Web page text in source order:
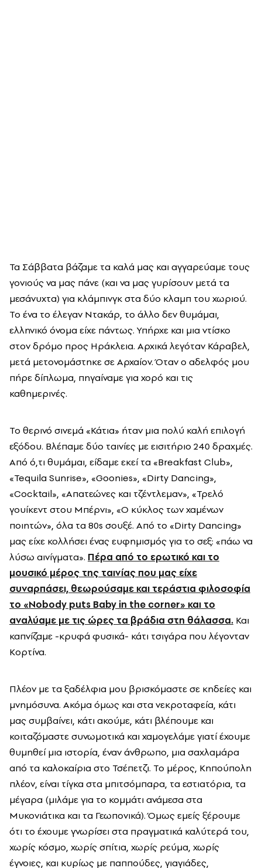
Τα Σάββατα βάζαμε τα καλά μας και αγγαρεύαμε τους
γονιούς να μας πάνε (και να μας γυρίσουν μετά τα
μεσάνυχτα) για κλάμπινγκ στα δύο κλαμπ του χωριού.
Το ένα το έλεγαν Ντακάρ, το άλλο δεν θυμάμαι,
ελληνικό όνομα είχε πάντως. Υπήρχε και μια ντίσκο
στον δρόμο προς Ηράκλεια. Αρχικά λεγόταν Κάραβελ,
μετά μετονομάστηκε σε Αρχαίον. Όταν ο αδελφός μου
πήρε δίπλωμα, πηγαίναμε για χορό και τις
καθημερινές.
Το θερινό σινεμά «Κάτια» ήταν μια πολύ καλή επιλογή
εξόδου. Βλέπαμε δύο ταινίες με εισιτήριο 240 δραχμές.
Από ό,τι θυμάμαι, είδαμε εκεί τα «Breakfast Club»,
«Tequila Sunrise», «Goonies», «Dirty Dancing»,
«Cocktail», «Απατεώνες και τζέντλεμαν», «Τρελό
γουίκεντ στου Μπέρνι», «Ο κύκλος των χαμένων
ποιητών», όλα τα 80s σουξέ. Από το «Dirty Dancing»
μας είχε κολλήσει ένας ευφημισμός για το σεξ: «πάω να
λύσω αινίγματα». Πέρα από το ερωτικό και το
μουσικό μέρος της ταινίας που μας είχε
συναρπάσει, θεωρούσαμε και τεράστια φιλοσοφία
το «Nobody puts Baby in the corner» και το
αναλύαμε με τις ώρες τα βράδια στη θάλασσα. Και
καπνίζαμε -κρυφά φυσικά- κάτι τσιγάρα που λέγονταν
Κορτίνα.
Πλέον με τα ξαδέλφια μου βρισκόμαστε σε κηδείες και
μνημόσυνα. Ακόμα όμως και στα νεκροταφεία, κάτι
μας συμβαίνει, κάτι ακούμε, κάτι βλέπουμε και
κοιταζόμαστε συνωμοτικά και χαμογελάμε γιατί έχουμε
θυμηθεί μια ιστορία, έναν άνθρωπο, μια σαχλαμάρα
από τα καλοκαίρια στο Τσέπετζι. Το μέρος, Κηπούπολη
πλέον, είναι τίγκα στα μπιτσόμπαρα, τα εστιατόρια, τα
μέγαρα (μιλάμε για το κομμάτι ανάμεσα στα
Μυκονιάτικα και τα Γεωπονικά). Όμως εμείς ξέρουμε
ότι το έχουμε γνωρίσει στα πραγματικά καλύτερά του,
χωρίς κόσμο, χωρίς σπίτια, χωρίς ρεύμα, χωρίς
έγνοιες, και κυρίως με παππούδες, γιαγιάδες,